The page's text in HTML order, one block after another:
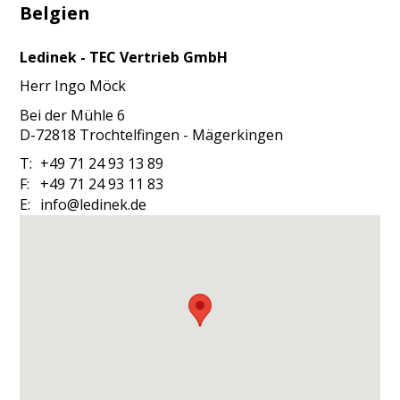
Belgien
Ledinek - TEC Vertrieb GmbH
Herr Ingo Möck
Bei der Mühle 6
D-72818 Trochtelfingen - Mägerkingen
T: +49 71 24 93 13 89
F:
+49 71 24 93 11 83
E: info@ledinek.de